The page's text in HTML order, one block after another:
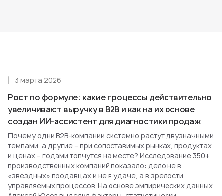
Рост по формуле: какие процессы действительно
увеличивают выручку в B2B и как на их основе
создан ИИ-ассистент для диагностики продаж
3 марта 2026
Почему одни B2B-компании системно растут двузначными
темпами, а другие – при сопоставимых рынках, продуктах
и ценах – годами топчутся на месте? Исследование 350+
производственных компаний показало: дело не в
«звездных» продавцах и не в удаче, а в зрелости
управляемых процессов. На основе эмпирических данных